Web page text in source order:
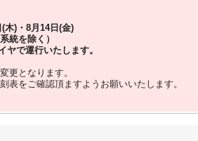
木)・8月14日(金)
統を除く）
ヤで運行いたします。
更となります。
表をご確認頂ますようお願いいたします。